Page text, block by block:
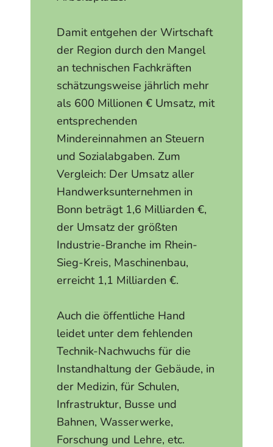
Damit entgehen der Wirtschaft
der Region durch den Mangel
an technischen Fachkräften
schätzungsweise jährlich mehr
als 600 Millionen € Umsatz, mit
entsprechenden
Mindereinnahmen an Steuern
und Sozialabgaben. Zum
Vergleich: Der Umsatz aller
Handwerksunternehmen in
Bonn beträgt 1,6 Milliarden €,
der Umsatz der größten
Industrie-Branche im Rhein-
Sieg-Kreis, Maschinenbau,
erreicht 1,1 Milliarden €.
Auch die öffentliche Hand
leidet unter dem fehlenden
Technik-Nachwuchs für die
Instandhaltung der Gebäude, in
der Medizin, für Schulen,
Infrastruktur, Busse und
Bahnen, Wasserwerke,
Forschung und Lehre, etc.